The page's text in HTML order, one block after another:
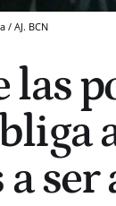
/ AJ. BCN
las
ser